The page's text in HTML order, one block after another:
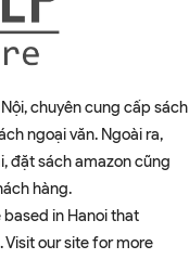
chuyên cung cấp sách
ngoại văn. Ngoài ra,
đặt sách amazon cũng
hàng.
in Hanoi that
our site for more